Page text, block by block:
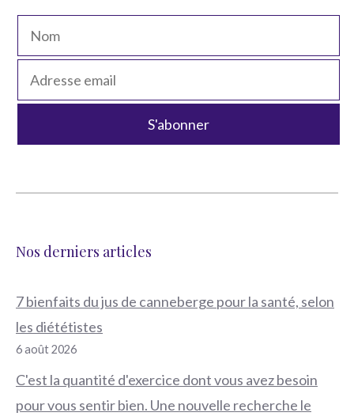
Nos derniers articles
7 bienfaits du jus de canneberge pour la santé, selon
les diététistes
6 août 2026
C'est la quantité d'exercice dont vous avez besoin
pour vous sentir bien. Une nouvelle recherche le